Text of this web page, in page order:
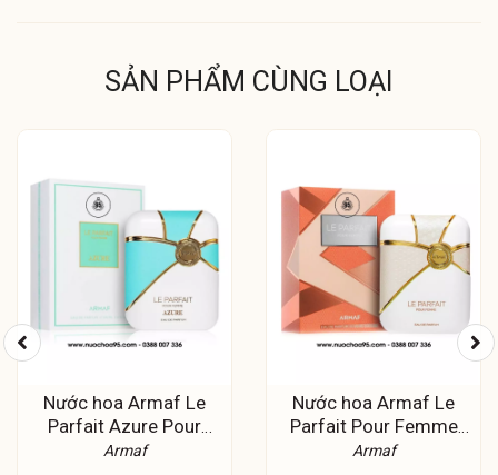
SẢN PHẨM CÙNG LOẠI
Nước hoa Armaf Le
Parfait Azure Pour
Femme EDP
Armaf
Nước hoa Armaf Le
Parfait Pour Femme
EDP
Armaf